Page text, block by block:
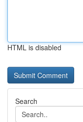
HTML is disabled
Search